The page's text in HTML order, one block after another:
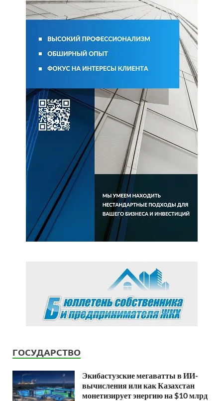
ГОСУДАРСТВО
Экибастузские мегаватты в ИИ-
вычисления или как Казахстан
монетизирует энергию на $10 млрд